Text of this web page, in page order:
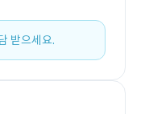
받으세요.